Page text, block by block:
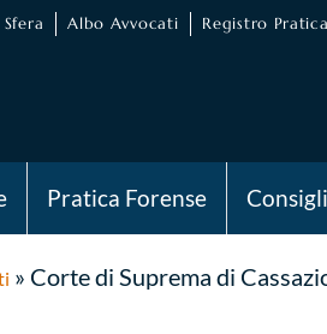
Albo Avvocati Registro
Pratica Forense
» Corte di Suprema di